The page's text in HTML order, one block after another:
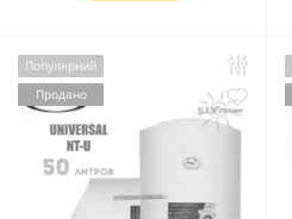
Популярний
Продано